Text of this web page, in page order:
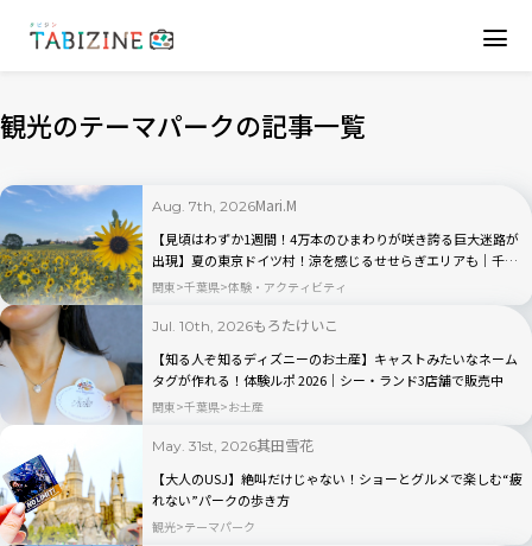
観光のテーマパークの記事一覧
Aug. 7th, 2026Mari.M
【見頃はわずか1週間！4万本のひまわりが咲き誇る巨大迷路が
出現】夏の東京ドイツ村！涼を感じるせせらぎエリアも｜千葉
県・袖ケ浦
関東 千葉県 体験・アクティビティ
Jul. 10th, 2026もろたけいこ
【知る人ぞ知るディズニーのお土産】キャストみたいなネーム
タグが作れる！体験ルポ 2026｜シー・ランド3店舗で販売中
関東 千葉県 お土産
May. 31st, 2026其田雪花
【大人のUSJ】絶叫だけじゃない！ショーとグルメで楽しむ“疲
れない”パークの歩き方
観光 テーマパーク